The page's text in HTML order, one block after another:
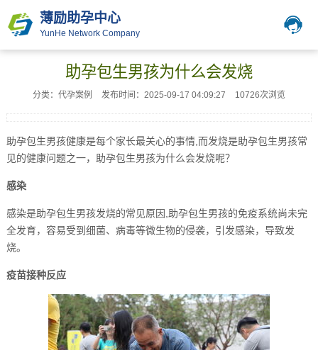
薄励助孕中心
YunHe Network Company
助孕包生男孩为什么会发烧
分类：代孕案例 发布时间：2025-09-17 04:09:27 10726次浏览
助孕包生男孩健康是每个家长最关心的事情,而发烧是助孕包生男孩常
见的健康问题之一，助孕包生男孩为什么会发烧呢？
感染
感染是助孕包生男孩发烧的常见原因,助孕包生男孩的免疫系统尚未完
全发育，容易受到细菌、病毒等微生物的侵袭，引发感染，导致发
烧。
疫苗接种反应